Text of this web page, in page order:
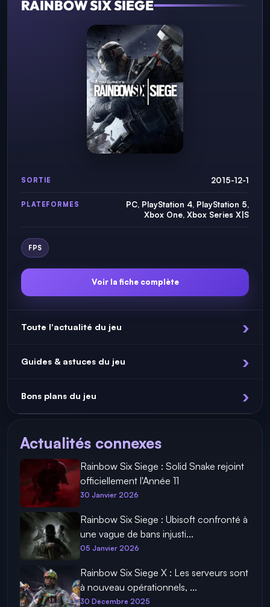
RAINBOW SIX SIEGE
SORTIE 2015-12-1
PLATEFORMES
PC, PlayStation 4, PlayStation 5,
Xbox One, Xbox Series X|S
FPS
Voir la fiche complète
Toute l'actualité du jeu
Guides & astuces du jeu
Bons plans du jeu
Actualités connexes
Rainbow Six Siege : Solid Snake rejoint
officiellement l'Année 11
30 Janvier 2026
Rainbow Six Siege : Ubisoft confronté à
une vague de bans injusti...
05 Janvier 2026
Rainbow Six Siege X : Les serveurs sont
à nouveau opérationnels, ...
30 Décembre 2025